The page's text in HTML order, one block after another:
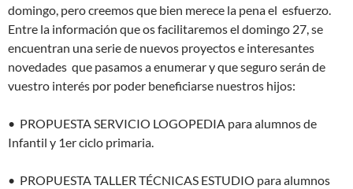
domingo, pero creemos que bien merece la pena el esfuerzo.
Entre la información que os facilitaremos el domingo 27, se
encuentran una serie de nuevos proyectos e interesantes
novedades que pasamos a enumerar y que seguro serán de
vuestro interés por poder beneficiarse nuestros hijos:
• PROPUESTA SERVICIO LOGOPEDIA para alumnos de
Infantil y 1er ciclo primaria.
• PROPUESTA TALLER TÉCNICAS ESTUDIO para alumnos